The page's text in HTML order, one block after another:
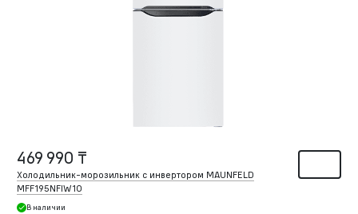
469 990 ₸
Холодильник-морозильник с инвертором MAUNFELD
MFF195NFIW10
В наличии